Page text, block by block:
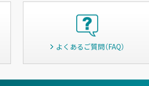
よくあるご質問（FAQ）